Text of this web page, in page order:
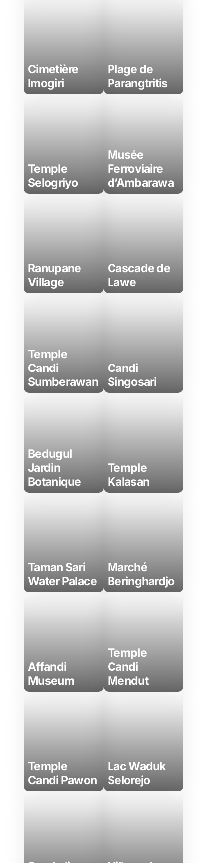
Cimetière
Imogiri
Plage de
Parangtritis
Temple
Selogriyo
Musée
Ferroviaire
d’Ambarawa
Ranupane
Village
Cascade de
Lawe
Temple
Candi
Sumberawan
Candi
Singosari
Bedugul
Jardin
Botanique
Temple
Kalasan
Taman Sari
Water Palace
Marché
Beringhardjo
Affandi
Museum
Temple
Candi
Mendut
Temple
Candi Pawon
Lac Waduk
Selorejo